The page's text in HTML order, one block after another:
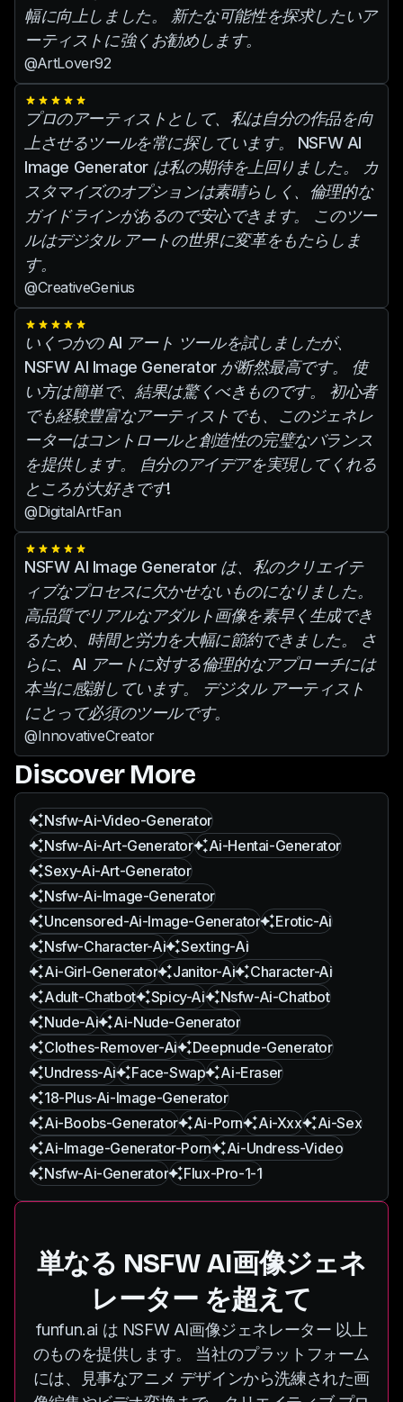
幅に向上しました。 新たな可能性を探求したいア
ーティストに強くお勧めします。
@ArtLover92
プロのアーティストとして、私は自分の作品を向
上させるツールを常に探しています。 NSFW AI
Image Generator は私の期待を上回りました。 カ
スタマイズのオプションは素晴らしく、倫理的な
ガイドラインがあるので安心できます。 このツー
ルはデジタル アートの世界に変革をもたらしま
す。
@CreativeGenius
いくつかの AI アート ツールを試しましたが、
NSFW AI Image Generator が断然最高です。 使
い方は簡単で、結果は驚くべきものです。 初心者
でも経験豊富なアーティストでも、このジェネレ
ーターはコントロールと創造性の完璧なバランス
を提供します。 自分のアイデアを実現してくれる
ところが大好きです!
@DigitalArtFan
NSFW AI Image Generator は、私のクリエイテ
ィブなプロセスに欠かせないものになりました。
高品質でリアルなアダルト画像を素早く生成でき
るため、時間と労力を大幅に節約できました。 さ
らに、AI アートに対する倫理的なアプローチには
本当に感謝しています。 デジタル アーティスト
にとって必須のツールです。
@InnovativeCreator
Discover More
Nsfw-Ai-Video-Generator
Nsfw-Ai-Art-Generator
Ai-Hentai-Generator
Sexy-Ai-Art-Generator
Nsfw-Ai-Image-Generator
Uncensored-Ai-Image-Generator
Erotic-Ai
Nsfw-Character-Ai
Sexting-Ai
Ai-Girl-Generator
Janitor-Ai
Character-Ai
Adult-Chatbot
Spicy-Ai
Nsfw-Ai-Chatbot
Nude-Ai
Ai-Nude-Generator
Clothes-Remover-Ai
Deepnude-Generator
Undress-Ai
Face-Swap
Ai-Eraser
18-Plus-Ai-Image-Generator
Ai-Boobs-Generator
Ai-Porn Ai-Xxx
Ai-Sex
Ai-Image-Generator-Porn
Ai-Undress-Video
Nsfw-Ai-Generator
Flux-Pro-1-1
単なる NSFW AI画像ジェネ
レーター を超えて
funfun.ai は NSFW AI画像ジェネレーター 以上
のものを提供します。 当社のプラットフォーム
には、見事なアニメ デザインから洗練された画